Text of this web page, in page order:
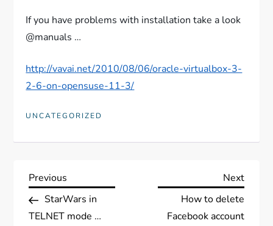
If you have problems with installation take a look
@manuals …
http://vavai.net/2010/08/06/oracle-virtualbox-3-
2-6-on-opensuse-11-3/
UNCATEGORIZED
N
a
Previous
Post
Previous
StarWars in
TELNET mode …
Next
Next
How to delete
Facebook account